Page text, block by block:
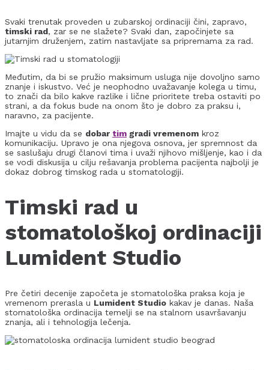
Svaki trenutak proveden u zubarskoj ordinaciji čini, zapravo,
timski rad, zar se ne slažete? Svaki dan, započinjete sa
jutarnjim druženjem, zatim nastavljate sa pripremama za rad.
Međutim, da bi se pružio maksimum usluga nije dovoljno samo
znanje i iskustvo. Već je neophodno uvažavanje kolega u timu,
to znači da bilo kakve razlike i lične prioritete treba ostaviti po
strani, a da fokus bude na onom što je dobro za praksu i,
naravno, za pacijente.
Imajte u vidu da se dobar tim gradi vremenom kroz
komunikaciju. Upravo je ona njegova osnova, jer spremnost da
se saslušaju drugi članovi tima i uvaži njihovo mišljenje, kao i da
se vodi diskusija u cilju rešavanja problema pacijenta najbolji je
dokaz dobrog timskog rada u stomatologiji.
Timski rad u
stomatološkoj ordinaciji
Lumident Studio
Pre četiri decenije započeta je stomatološka praksa koja je
vremenom prerasla u Lumident Studio kakav je danas. Naša
stomatološka ordinacija temelji se na stalnom usavršavanju
znanja, ali i tehnologija lečenja.